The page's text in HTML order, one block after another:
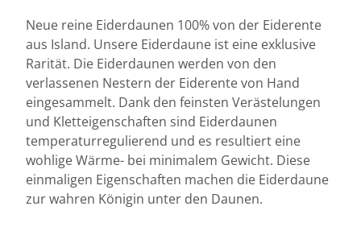
Neue reine Eiderdaunen 100% von der Eiderente
aus Island. Unsere Eiderdaune ist eine exklusive
Rarität. Die Eiderdaunen werden von den
verlassenen Nestern der Eiderente von Hand
eingesammelt. Dank den feinsten Verästelungen
und Kletteigenschaften sind Eiderdaunen
temperaturregulierend und es resultiert eine
wohlige Wärme- bei minimalem Gewicht. Diese
einmaligen Eigenschaften machen die Eiderdaune
zur wahren Königin unter den Daunen.